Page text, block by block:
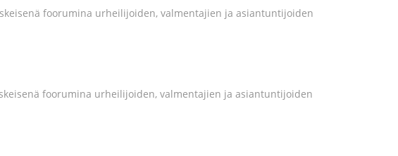
foorumina urheilijoiden, valmentajien ja asiantuntijoiden
foorumina urheilijoiden, valmentajien ja asiantuntijoiden